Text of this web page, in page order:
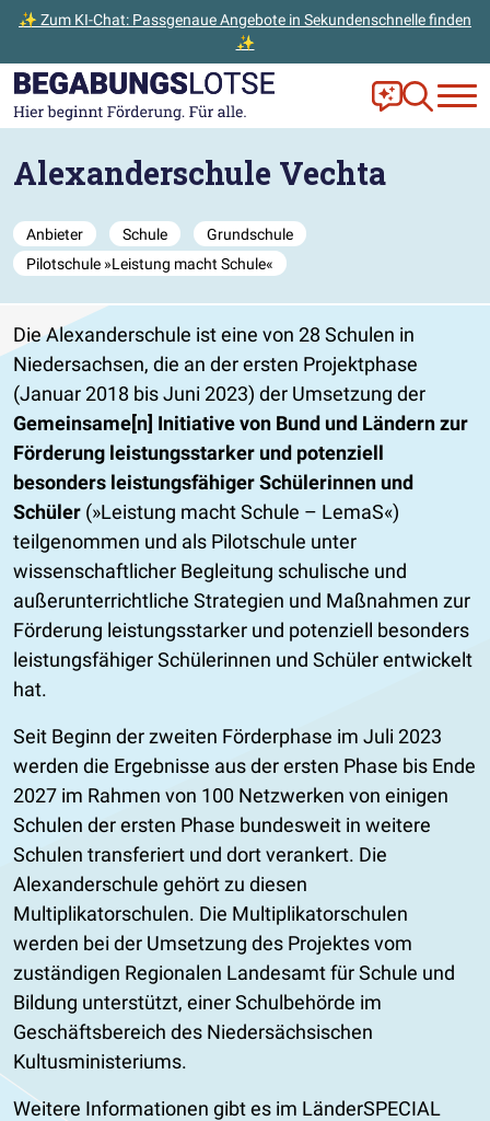
✨ Zum KI-Chat: Passgenaue Angebote in Sekundenschnelle finden
✨
Zum Hauptinhalt der Seite springen
Zur Startseite gehen Frag Ella!
Zur
Alexanderschule Vechta
Anbieter Schule
Grundschule
Pilotschule »Leistung macht Schule«
Die Alexanderschule ist eine von 28 Schulen in
Niedersachsen, die an der ersten Projektphase
(Januar 2018 bis Juni 2023) der Umsetzung der
Gemeinsame[n] Initiative von Bund und Ländern zur
Förderung leistungsstarker und potenziell
besonders leistungsfähiger Schülerinnen und
Schüler (»Leistung macht Schule – LemaS«)
teilgenommen und als Pilotschule unter
wissenschaftlicher Begleitung schulische und
außerunterrichtliche Strategien und Maßnahmen zur
Förderung leistungsstarker und potenziell besonders
leistungsfähiger Schülerinnen und Schüler entwickelt
hat.
Seit Beginn der zweiten Förderphase im Juli 2023
werden die Ergebnisse aus der ersten Phase bis Ende
2027 im Rahmen von 100 Netzwerken von einigen
Schulen der ersten Phase bundesweit in weitere
Schulen transferiert und dort verankert. Die
Alexanderschule gehört zu diesen
Multiplikatorschulen. Die Multiplikatorschulen
werden bei der Umsetzung des Projektes vom
zuständigen Regionalen Landesamt für Schule und
Bildung unterstützt, einer Schulbehörde im
Geschäftsbereich des Niedersächsischen
Kultusministeriums.
Weitere Informationen gibt es im LänderSPECIAL